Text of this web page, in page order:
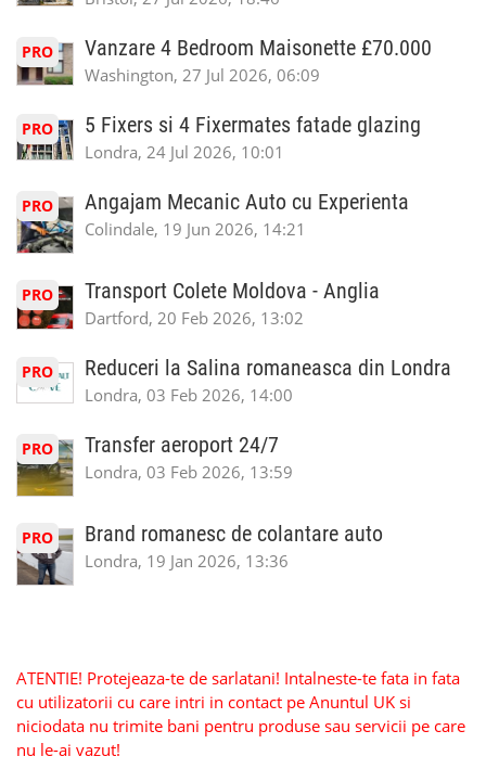
PRO Vanzare 4 Bedroom Maisonette £70.000
Washington, 27 Jul 2026, 06:09
PRO 5 Fixers si 4 Fixermates fatade glazing
Londra, 24 Jul 2026, 10:01
PRO Angajam Mecanic Auto cu Experienta
Colindale, 19 Jun 2026, 14:21
PRO Transport Colete Moldova - Anglia
Dartford, 20 Feb 2026, 13:02
PRO Reduceri la Salina romaneasca din Londra
Londra, 03 Feb 2026, 14:00
PRO Transfer aeroport 24/7
Londra, 03 Feb 2026, 13:59
PRO Brand romanesc de colantare auto
Londra, 19 Jan 2026, 13:36
ATENTIE! Protejeaza-te de sarlatani! Intalneste-te fata in fata
cu utilizatorii cu care intri in contact pe Anuntul UK si
niciodata nu trimite bani pentru produse sau servicii pe care
nu le-ai vazut!